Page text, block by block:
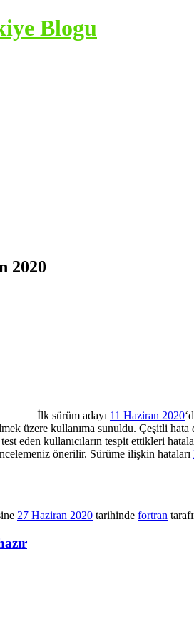
Blogu
2020
İlk sürüm adayı 11 Haziran 2020
üzere kullanıma sunuldu. Çeşitli
test eden kullanıcıların tespit ettikleri
önerilir. Sürüme ilişkin hataları
27 Haziran 2020 tarihinde fortran